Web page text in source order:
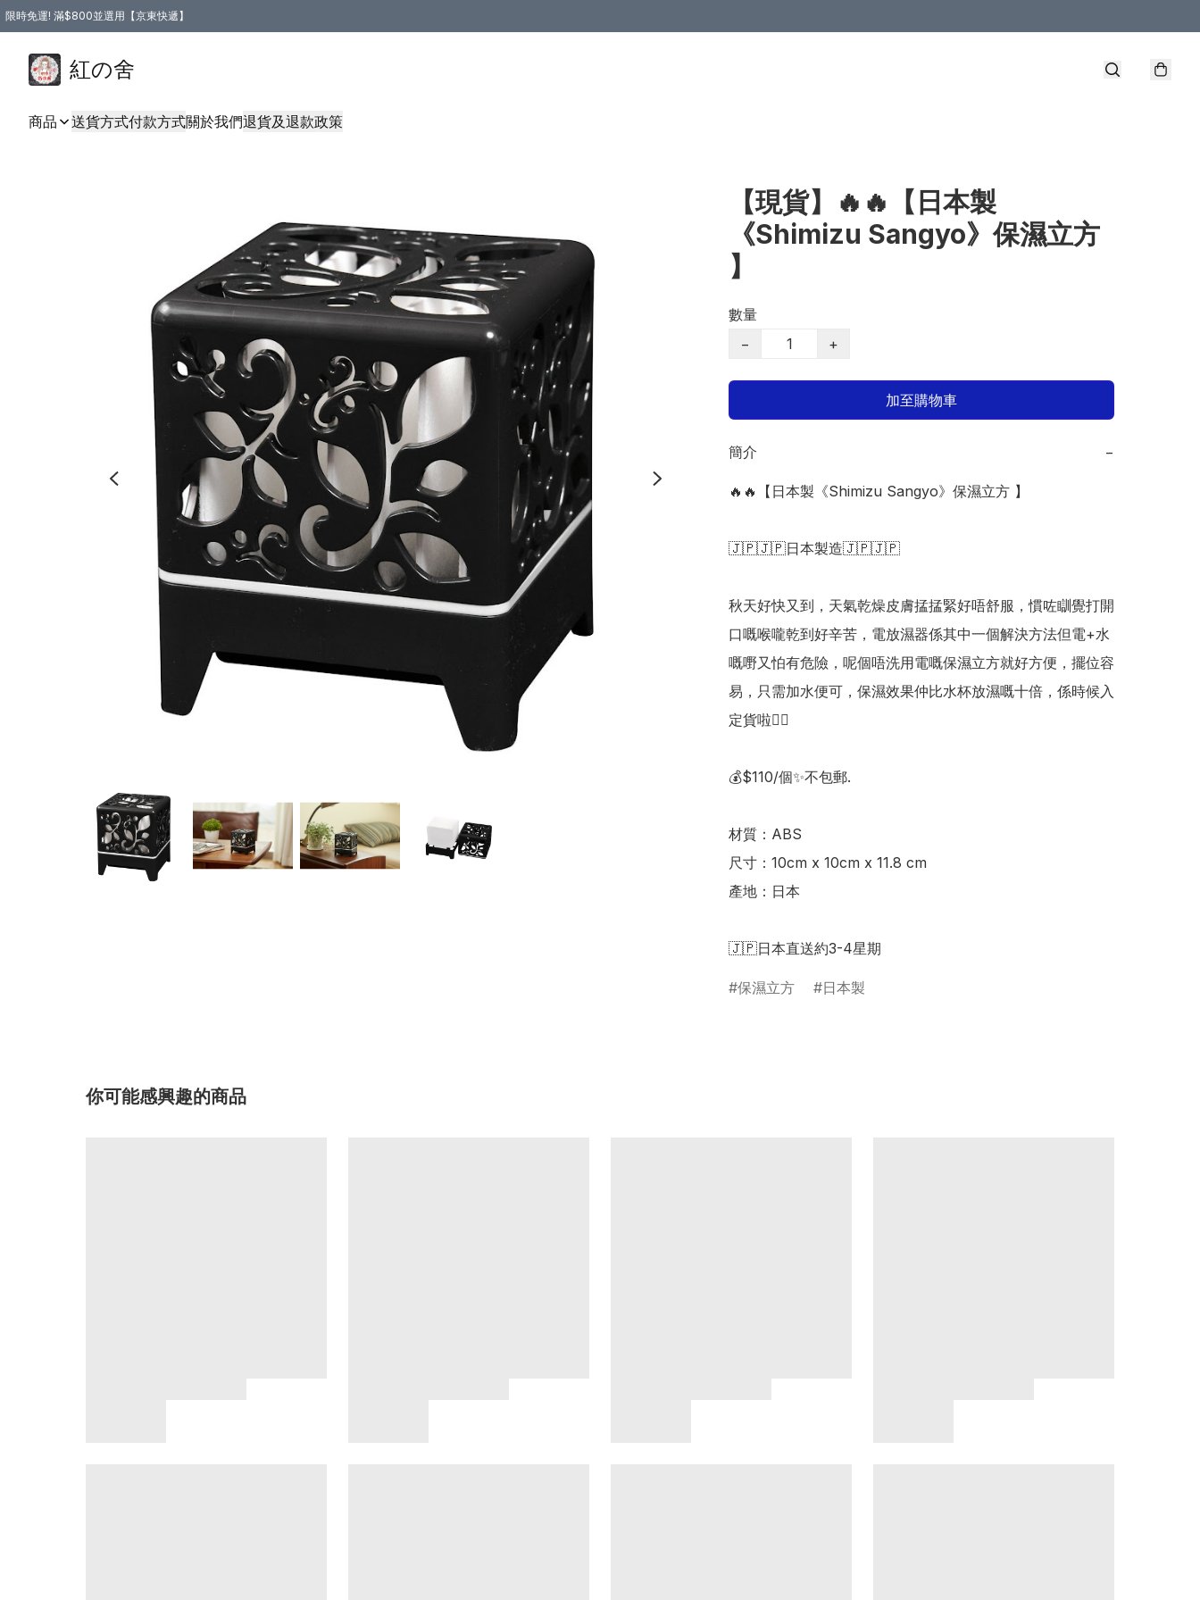
限時免運! 滿$800並選用【京東快遞】
紅の舍
商品 送貨方式付款方式關於我們退貨及退款政策
【現貨】🔥🔥【日本製
《Shimizu Sangyo》保濕立方
】
數量
−
+
加至購物車
簡介 −
🔥🔥【日本製《Shimizu Sangyo》保濕立方 】
🇯🇵🇯🇵日本製造🇯🇵🇯🇵
秋天好快又到，天氣乾燥皮膚掹掹緊好唔舒服，慣咗瞓覺打開
口嘅喉嚨乾到好辛苦，電放濕器係其中一個解決方法但電+水
嘅嘢又怕有危險，呢個唔洗用電嘅保濕立方就好方便，擺位容
易，只需加水便可，保濕效果仲比水杯放濕嘅十倍，係時候入
定貨啦👍🏻
💰$110/個✨不包郵.
材質：ABS
尺寸：10cm x 10cm x 11.8 cm
產地：日本
🇯🇵日本直送約3-4星期
保濕立方 日本製
你可能感興趣的商品